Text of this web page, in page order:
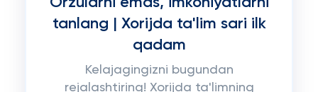
tanlang | Xorijda ta'lim sari ilk
qadam
Kelajagingizni bugundan
rejalashtiring! Xorijda ta'limning